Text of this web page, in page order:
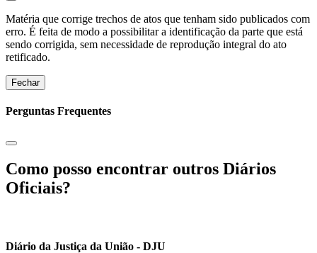
Matéria que corrige trechos de atos que tenham sido publicados com
erro. É feita de modo a possibilitar a identificação da parte que está
sendo corrigida, sem necessidade de reprodução integral do ato
retificado.
Fechar
Perguntas Frequentes
Como posso encontrar outros Diários
Oficiais?
Diário da Justiça da União - DJU